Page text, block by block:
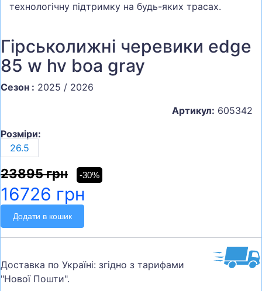
технологічну підтримку на будь-яких трасах.
Гірськолижні черевики edge
85 w hv boa gray
Сезон : 2025 / 2026
Артикул: 605342
Розміри:
26.5
23895 грн -30%
16726 грн
Додати в кошик
Доставка по Україні: згідно з тарифами
"Нової Пошти".